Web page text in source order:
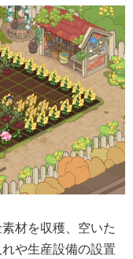
材を収穫、空いた
や生産設備の設置